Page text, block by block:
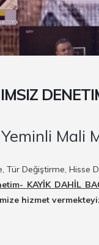
Mali
Tür Değiştirme, Hisse
KAYİK DAHİL
hizmet